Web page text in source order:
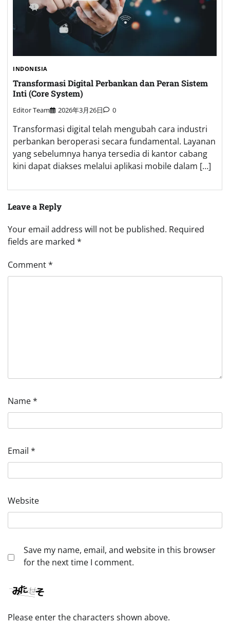
INDONESIA
Transformasi Digital Perbankan dan Peran Sistem
Inti (Core System)
Editor Team 2026年3月26日 0
Transformasi digital telah mengubah cara industri
perbankan beroperasi secara fundamental. Layanan
yang sebelumnya hanya tersedia di kantor cabang
kini dapat diakses melalui aplikasi mobile dalam […]
Leave a Reply
Your email address will not be published. Required
fields are marked *
Comment*
Name*
Email *
Website
Save my name, email, and website in this browser
for the next time I comment.
Please enter the characters shown above.